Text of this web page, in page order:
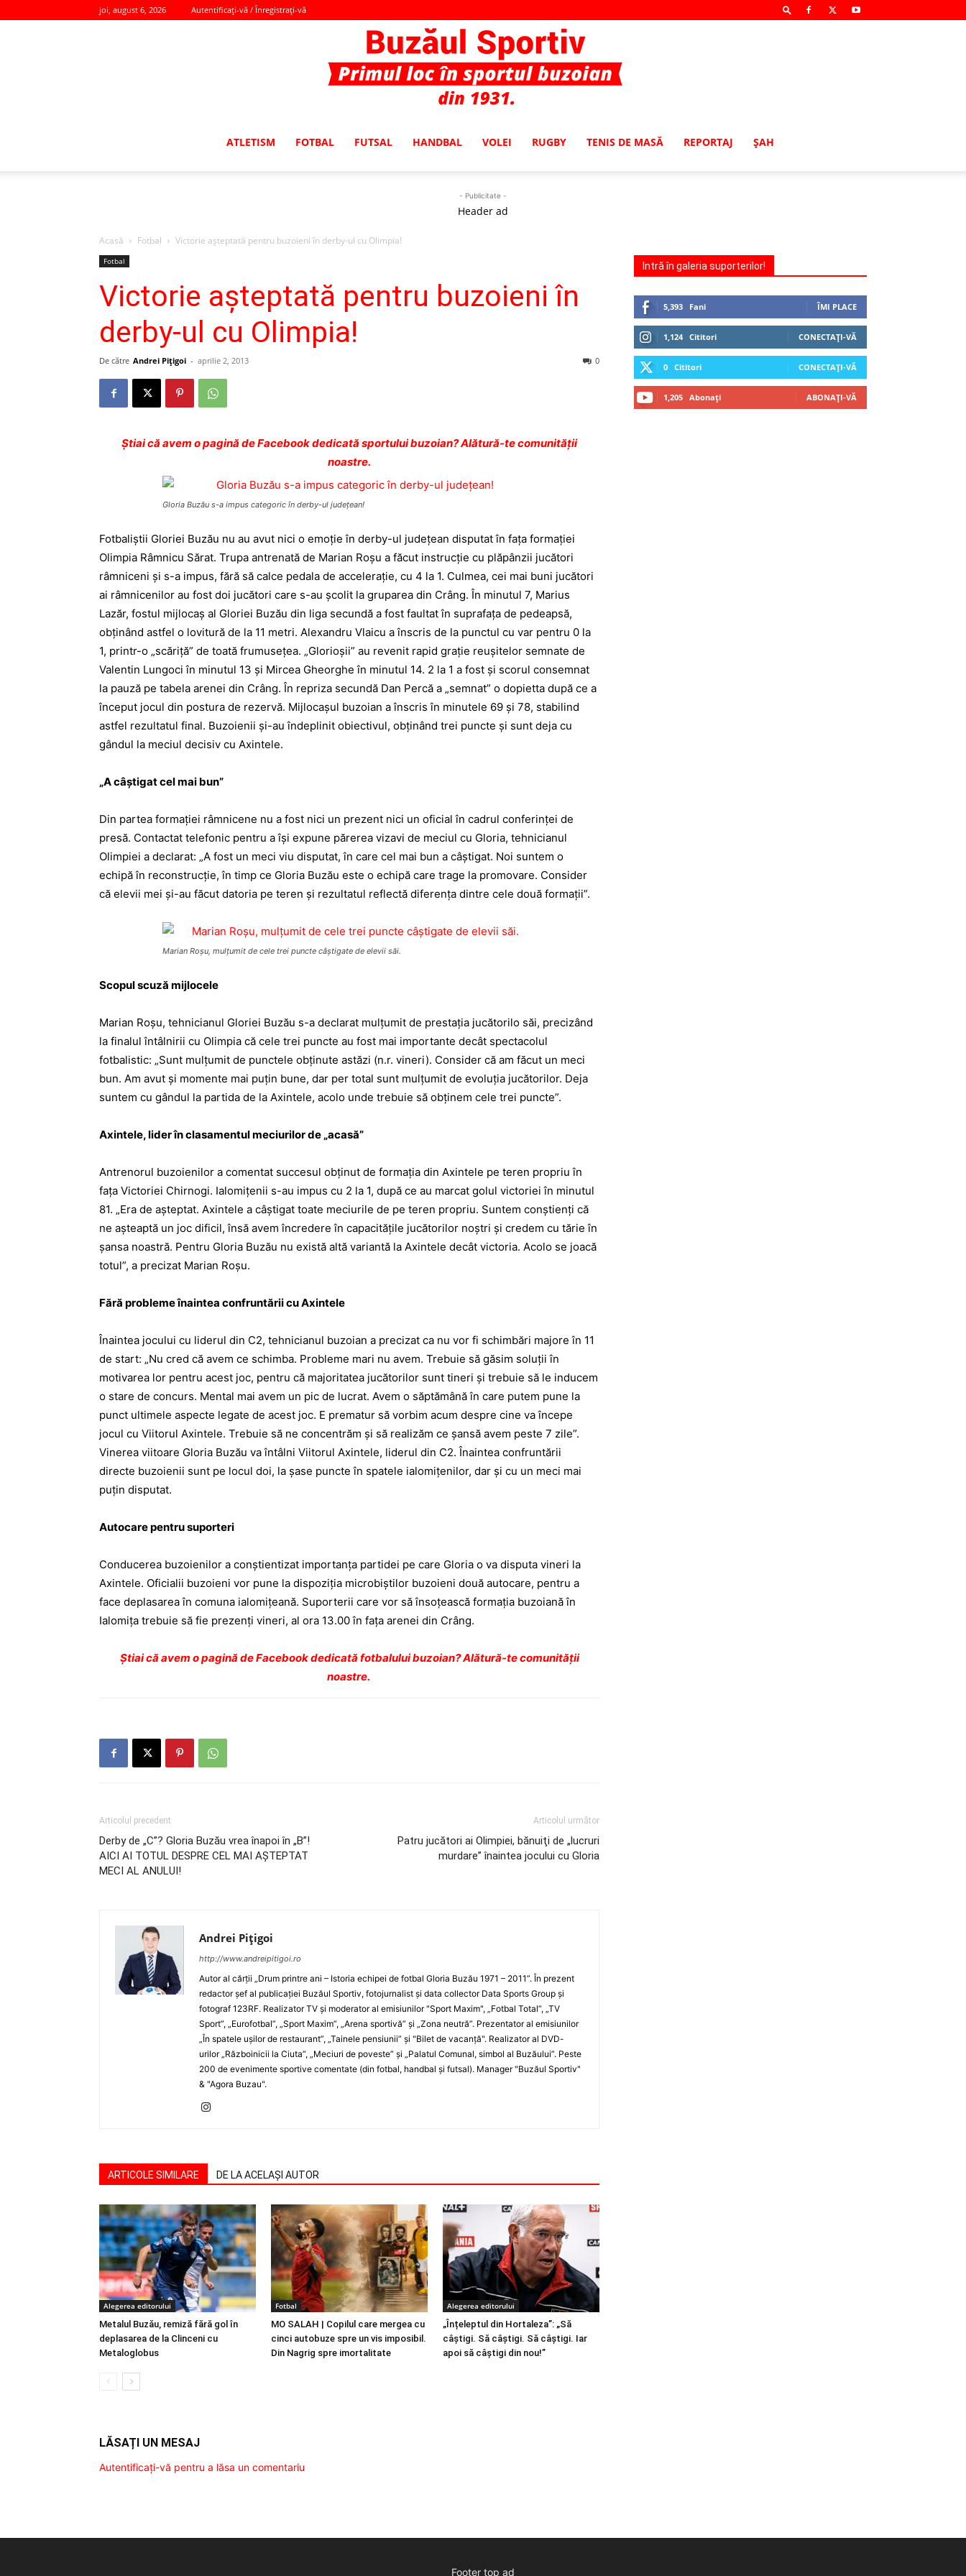
joi, august 6, 2026 Autentificați-vă / Înregistrați-vă
ATLETISM FOTBAL FUTSAL HANDBAL VOLEI RUGBY TENIS DE MASĂ REPORTAJ ŞAH
- Publicitate -
Header ad
Acasă Fotbal Victorie aşteptată pentru buzoieni în derby-ul cu Olimpia!
Fotbal
Victorie aşteptată pentru buzoieni în
derby-ul cu Olimpia!
De către Andrei Pițigoi - aprilie 2, 2013 0
Ştiai că avem o pagină de Facebook dedicată sportului buzoian? Alătură-te comunității
noastre.
Gloria Buzău s-a impus categoric în derby-ul judeţean!
Fotbaliştii Gloriei Buzău nu au avut nici o emoţie în derby-ul judeţean disputat în faţa formaţiei
Olimpia Râmnicu Sărat. Trupa antrenată de Marian Roşu a făcut instrucţie cu plăpânzii jucători
râmniceni şi s-a impus, fără să calce pedala de acceleraţie, cu 4 la 1. Culmea, cei mai buni jucători
ai râmnicenilor au fost doi jucători care s-au şcolit la gruparea din Crâng. În minutul 7, Marius
Lazăr, fostul mijlocaş al Gloriei Buzău din liga secundă a fost faultat în suprafaţa de pedeapsă,
obţinând astfel o lovitură de la 11 metri. Alexandru Vlaicu a înscris de la punctul cu var pentru 0 la
1, printr-o „scăriţă” de toată frumuseţea. „Glorioşii” au revenit rapid graţie reuşitelor semnate de
Valentin Lungoci în minutul 13 şi Mircea Gheorghe în minutul 14. 2 la 1 a fost şi scorul consemnat
la pauză pe tabela arenei din Crâng. În repriza secundă Dan Percă a „semnat” o dopietta după ce a
început jocul din postura de rezervă. Mijlocaşul buzoian a înscris în minutele 69 şi 78, stabilind
astfel rezultatul final. Buzoienii şi-au îndeplinit obiectivul, obţinând trei puncte şi sunt deja cu
gândul la meciul decisiv cu Axintele.
„A câştigat cel mai bun”
Din partea formaţiei râmnicene nu a fost nici un prezent nici un oficial în cadrul conferinţei de
presă. Contactat telefonic pentru a îşi expune părerea vizavi de meciul cu Gloria, tehnicianul
Olimpiei a declarat: „A fost un meci viu disputat, în care cel mai bun a câştigat. Noi suntem o
echipă în reconstrucţie, în timp ce Gloria Buzău este o echipă care trage la promovare. Consider
că elevii mei şi-au făcut datoria pe teren şi rezultatul reflectă diferenţa dintre cele două formaţii”.
Marian Roşu, mulţumit de cele trei puncte câştigate de elevii săi.
Scopul scuză mijlocele
Marian Roşu, tehnicianul Gloriei Buzău s-a declarat mulţumit de prestaţia jucătorilo săi, precizând
la finalul întâlnirii cu Olimpia că cele trei puncte au fost mai importante decât spectacolul
fotbalistic: „Sunt mulţumit de punctele obţinute astăzi (n.r. vineri). Consider că am făcut un meci
bun. Am avut şi momente mai puţin bune, dar per total sunt mulţumit de evoluţia jucătorilor. Deja
suntem cu gândul la partida de la Axintele, acolo unde trebuie să obţinem cele trei puncte”.
Axintele, lider în clasamentul meciurilor de „acasă”
Antrenorul buzoienilor a comentat succesul obţinut de formaţia din Axintele pe teren propriu în
faţa Victoriei Chirnogi. Ialomiţenii s-au impus cu 2 la 1, după ce au marcat golul victoriei în minutul
81. „Era de aşteptat. Axintele a câştigat toate meciurile de pe teren propriu. Suntem conştienţi că
ne aşteaptă un joc dificil, însă avem încredere în capacităţile jucătorilor noştri şi credem cu tărie în
şansa noastră. Pentru Gloria Buzău nu există altă variantă la Axintele decât victoria. Acolo se joacă
totul”, a precizat Marian Roşu.
Fără probleme înaintea confruntării cu Axintele
Înaintea jocului cu liderul din C2, tehnicianul buzoian a precizat ca nu vor fi schimbări majore în 11
de start: „Nu cred că avem ce schimba. Probleme mari nu avem. Trebuie să găsim soluţii în
motivarea lor pentru acest joc, pentru că majoritatea jucătorilor sunt tineri şi trebuie să le inducem
o stare de concurs. Mental mai avem un pic de lucrat. Avem o săptămână în care putem pune la
punct ultimele aspecte legate de acest joc. E prematur să vorbim acum despre cine va începe
jocul cu Viitorul Axintele. Trebuie să ne concentrăm şi să realizăm ce şansă avem peste 7 zile”.
Vinerea viitoare Gloria Buzău va întâlni Viitorul Axintele, liderul din C2. Înaintea confruntării
directe buzoienii sunt pe locul doi, la şase puncte în spatele ialomiţenilor, dar şi cu un meci mai
puţin disputat.
Autocare pentru suporteri
Conducerea buzoienilor a conştientizat importanţa partidei pe care Gloria o va disputa vineri la
Axintele. Oficialii buzoieni vor pune la dispoziţia microbiştilor buzoieni două autocare, pentru a
face deplasarea în comuna ialomiţeană. Suporterii care vor să însoţească formaţia buzoiană în
Ialomiţa trebuie să fie prezenţi vineri, al ora 13.00 în faţa arenei din Crâng.
Ştiai că avem o pagină de Facebook dedicată fotbalului buzoian? Alătură-te comunității
noastre.
Articolul precedent
Derby de „C”? Gloria Buzău vrea înapoi în „B”!
AICI AI TOTUL DESPRE CEL MAI AŞTEPTAT
MECI AL ANULUI!
Articolul următor
Patru jucători ai Olimpiei, bănuiţi de „lucruri
murdare” înaintea jocului cu Gloria
Andrei Pițigoi
http://www.andreipitigoi.ro
Autor al cărţii „Drum printre ani – Istoria echipei de fotbal Gloria Buzău 1971 – 2011”. În prezent
redactor şef al publicaţiei Buzăul Sportiv, fotojurnalist şi data collector Data Sports Group şi
fotograf 123RF. Realizator TV şi moderator al emisiunilor "Sport Maxim", „Fotbal Total”, „TV
Sport”, „Eurofotbal”, „Sport Maxim”, „Arena sportivă” şi „Zona neutră”. Prezentator al emisiunilor
„În spatele uşilor de restaurant”, „Tainele pensiunii” şi "Bilet de vacanţă". Realizator al DVD-
urilor „Războinicii la Ciuta”, „Meciuri de poveste” şi „Palatul Comunal, simbol al Buzăului”. Peste
200 de evenimente sportive comentate (din fotbal, handbal şi futsal). Manager "Buzăul Sportiv"
& "Agora Buzau".
ARTICOLE SIMILARE DE LA ACELAȘI AUTOR
Alegerea editorului
Metalul Buzău, remiză fără gol în
deplasarea de la Clinceni cu
Metaloglobus
Fotbal
MO SALAH | Copilul care mergea cu
cinci autobuze spre un vis imposibil.
Din Nagrig spre imortalitate
Alegerea editorului
„Înțeleptul din Hortaleza”: „Să
câștigi. Să câștigi. Să câștigi. Iar
apoi să câștigi din nou!”
LĂSAȚI UN MESAJ
Autentificați-vă pentru a lăsa un comentariu
Intră în galeria suporterilor!
5,393 Fani ÎMI PLACE
1,124 Cititori CONECTAȚI-VĂ
0 Cititori CONECTAȚI-VĂ
1,205 Abonați ABONAȚI-VĂ
Footer top ad